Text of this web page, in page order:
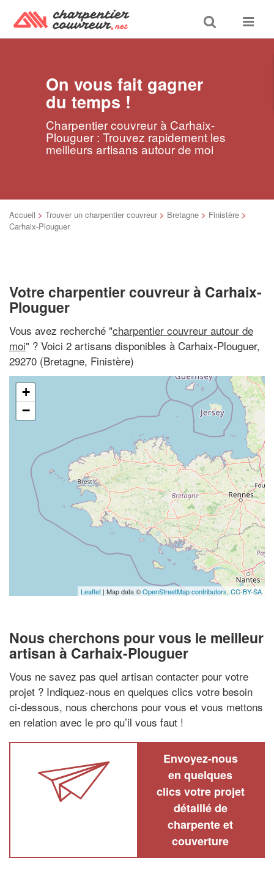
Toggle
search
Toggle
On vous fait gagner
du temps !
Charpentier couvreur à Carhaix-
Plouguer : Trouvez rapidement les
meilleurs artisans autour de moi
Accueil > Trouver un charpentier couvreur > Bretagne > Finistère >
Carhaix-Plouguer
Votre charpentier couvreur à Carhaix-
Plouguer
Vous avez recherché "charpentier couvreur autour de
moi" ? Voici 2 artisans disponibles à Carhaix-Plouguer,
29270 (Bretagne, Finistère)
+
−
Leaflet | Map data ©OpenStreetMap contributors, CC-BY-SA
Nous cherchons pour vous le meilleur
artisan à Carhaix-Plouguer
Vous ne savez pas quel artisan contacter pour votre
projet ? Indiquez-nous en quelques clics votre besoin
ci-dessous, nous cherchons pour vous et vous mettons
en relation avec le pro qu’il vous faut !
Envoyez-nous
en quelques
clics votre projet
détaillé de
charpente et
couverture